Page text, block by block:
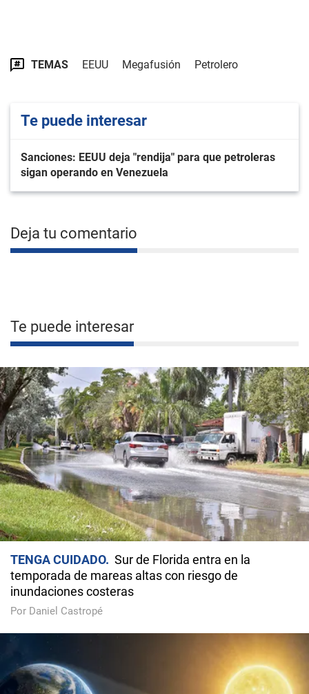
TEMAS EEUU Megafusión Petrolero
Te puede interesar
Sanciones: EEUU deja "rendija" para que petroleras
sigan operando en Venezuela
Deja tu comentario
Te puede interesar
TENGA CUIDADO
Sur de Florida entra en la
temporada de mareas altas con riesgo de
inundaciones costeras
Por Daniel Castropé